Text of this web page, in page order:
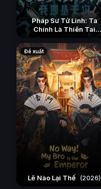
Pháp Sư Tử Linh: Ta
Chính Là Thiên Tai
Đề xuất
Lẽ Nào Lại Thế (2026)